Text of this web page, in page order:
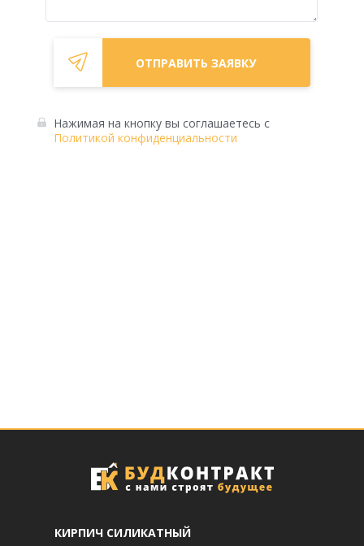
Нажимая на кнопку вы соглашаетесь с
Политикой конфиденциальности
КИРПИЧ СИЛИКАТНЫЙ